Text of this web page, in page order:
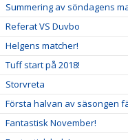
Summering av söndagens
Referat VS Duvbo
Helgens matcher!
Tuff start på 2018!
Storvreta
Första halvan av säsongen
Fantastisk November!